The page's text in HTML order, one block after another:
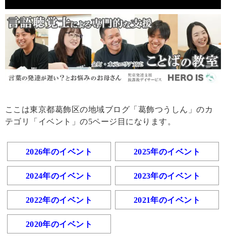
ここは東京都葛飾区の地域ブログ「葛飾つうしん」のカ
テゴリ「イベント」の5ページ目になります。
2026年のイベント 2025年のイベント
2024年のイベント 2023年のイベント
2022年のイベント 2021年のイベント
2020年のイベント